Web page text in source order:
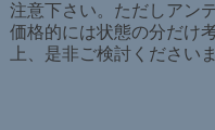
注意下さい。ただしアン
価格的には状態の分だけ
上、是非ご検討くださいま